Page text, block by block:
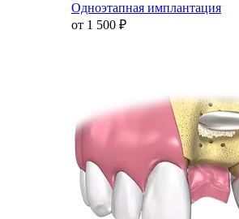
Одноэтапная имплантация
от 1 500 ₽